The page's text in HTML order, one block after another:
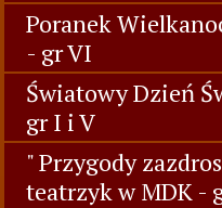
Poranek
- gr VI
Światowy Dzień
gr I i V
" Przygody
teatrzyk w MDK -